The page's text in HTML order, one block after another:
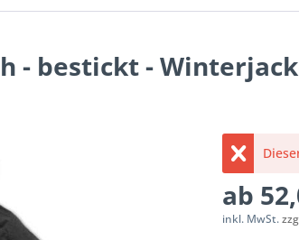
- bestickt -
ab
inkl. MwSt.